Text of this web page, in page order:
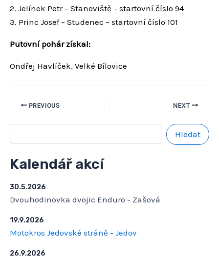
2. Jelínek Petr – Stanoviště – startovní číslo 94
3. Princ Josef – Studenec – startovní číslo 101
Putovní pohár získal:
Ondřej Havlíček, Velké Bílovice
PREVIOUS NEXT
Hledat
Kalendář akcí
30.5.2026
Dvouhodinovka dvojic Enduro - Zašová
19.9.2026
Motokros Jedovské stráně - Jedov
26.9.2026